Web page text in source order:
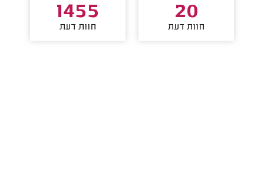
20
חוות דעת
1455
חוות דעת